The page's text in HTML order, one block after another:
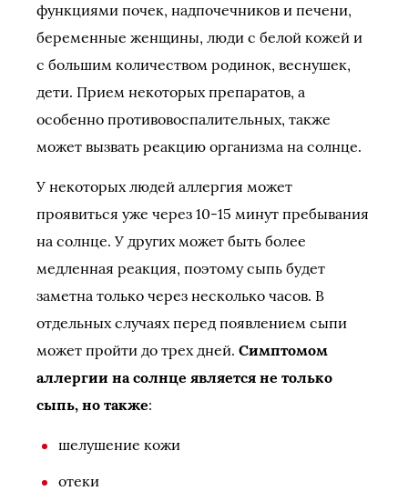
функциями почек, надпочечников и печени,
беременные женщины, люди с белой кожей и
с большим количеством родинок, веснушек,
дети. Прием некоторых препаратов, а
особенно противовоспалительных, также
может вызвать реакцию организма на солнце.
У некоторых людей аллергия может
проявиться уже через 10-15 минут пребывания
на солнце. У других может быть более
медленная реакция, поэтому сыпь будет
заметна только через несколько часов. В
отдельных случаях перед появлением сыпи
может пройти до трех дней. Симптомом
аллергии на солнце является не только
сыпь, но также:
шелушение кожи
отеки